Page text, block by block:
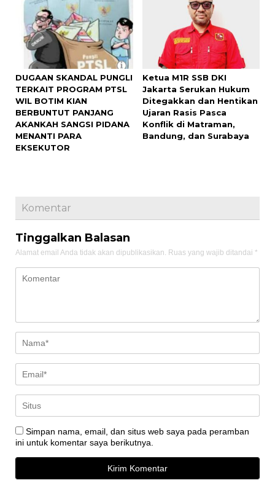
DUGAAN SKANDAL PUNGLI
TERKAIT PROGRAM PTSL
WIL BOTIM KIAN
BERBUNTUT PANJANG
AKANKAH SANGSI PIDANA
MENANTI PARA
EKSEKUTOR
Ketua M1R SSB DKI
Jakarta Serukan Hukum
Ditegakkan dan Hentikan
Ujaran Rasis Pasca
Konflik di Matraman,
Bandung, dan Surabaya
Komentar
Tinggalkan Balasan
Alamat email Anda tidak akan dipublikasikan. Ruas yang wajib ditandai *
Simpan nama, email, dan situs web saya pada peramban
ini untuk komentar saya berikutnya.